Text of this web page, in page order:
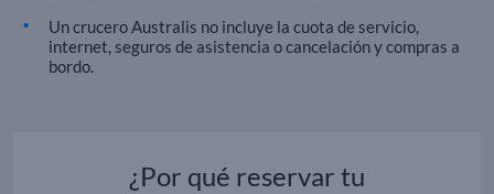
Un crucero Australis no incluye la cuota de servicio,
internet, seguros de asistencia o cancelación y compras a
bordo.
¿Por qué reservar tu